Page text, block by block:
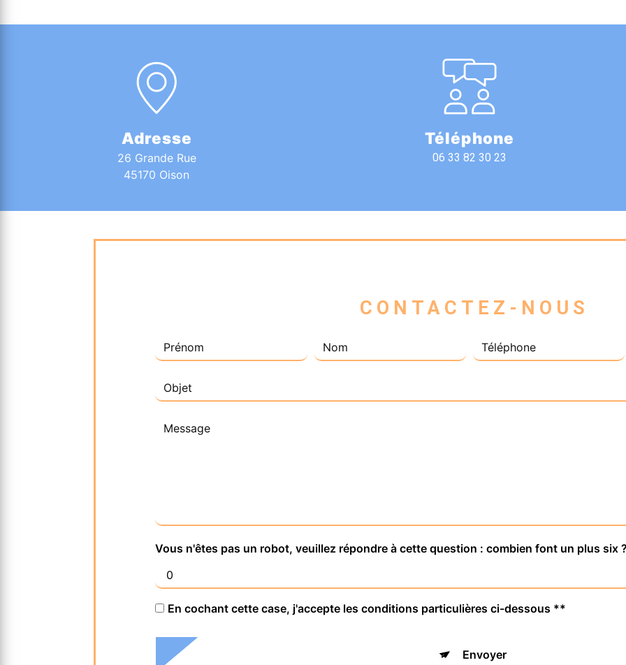
Adresse
26 Grande Rue
45170 Oison
Téléphone
06 33 82 30 23
CONTACTEZ-NOUS
Vous n'êtes pas un robot, veuillez répondre à cette question : combien font un plus six
En cochant cette case, j'accepte les conditions particulières ci-dessous **
Envoyer